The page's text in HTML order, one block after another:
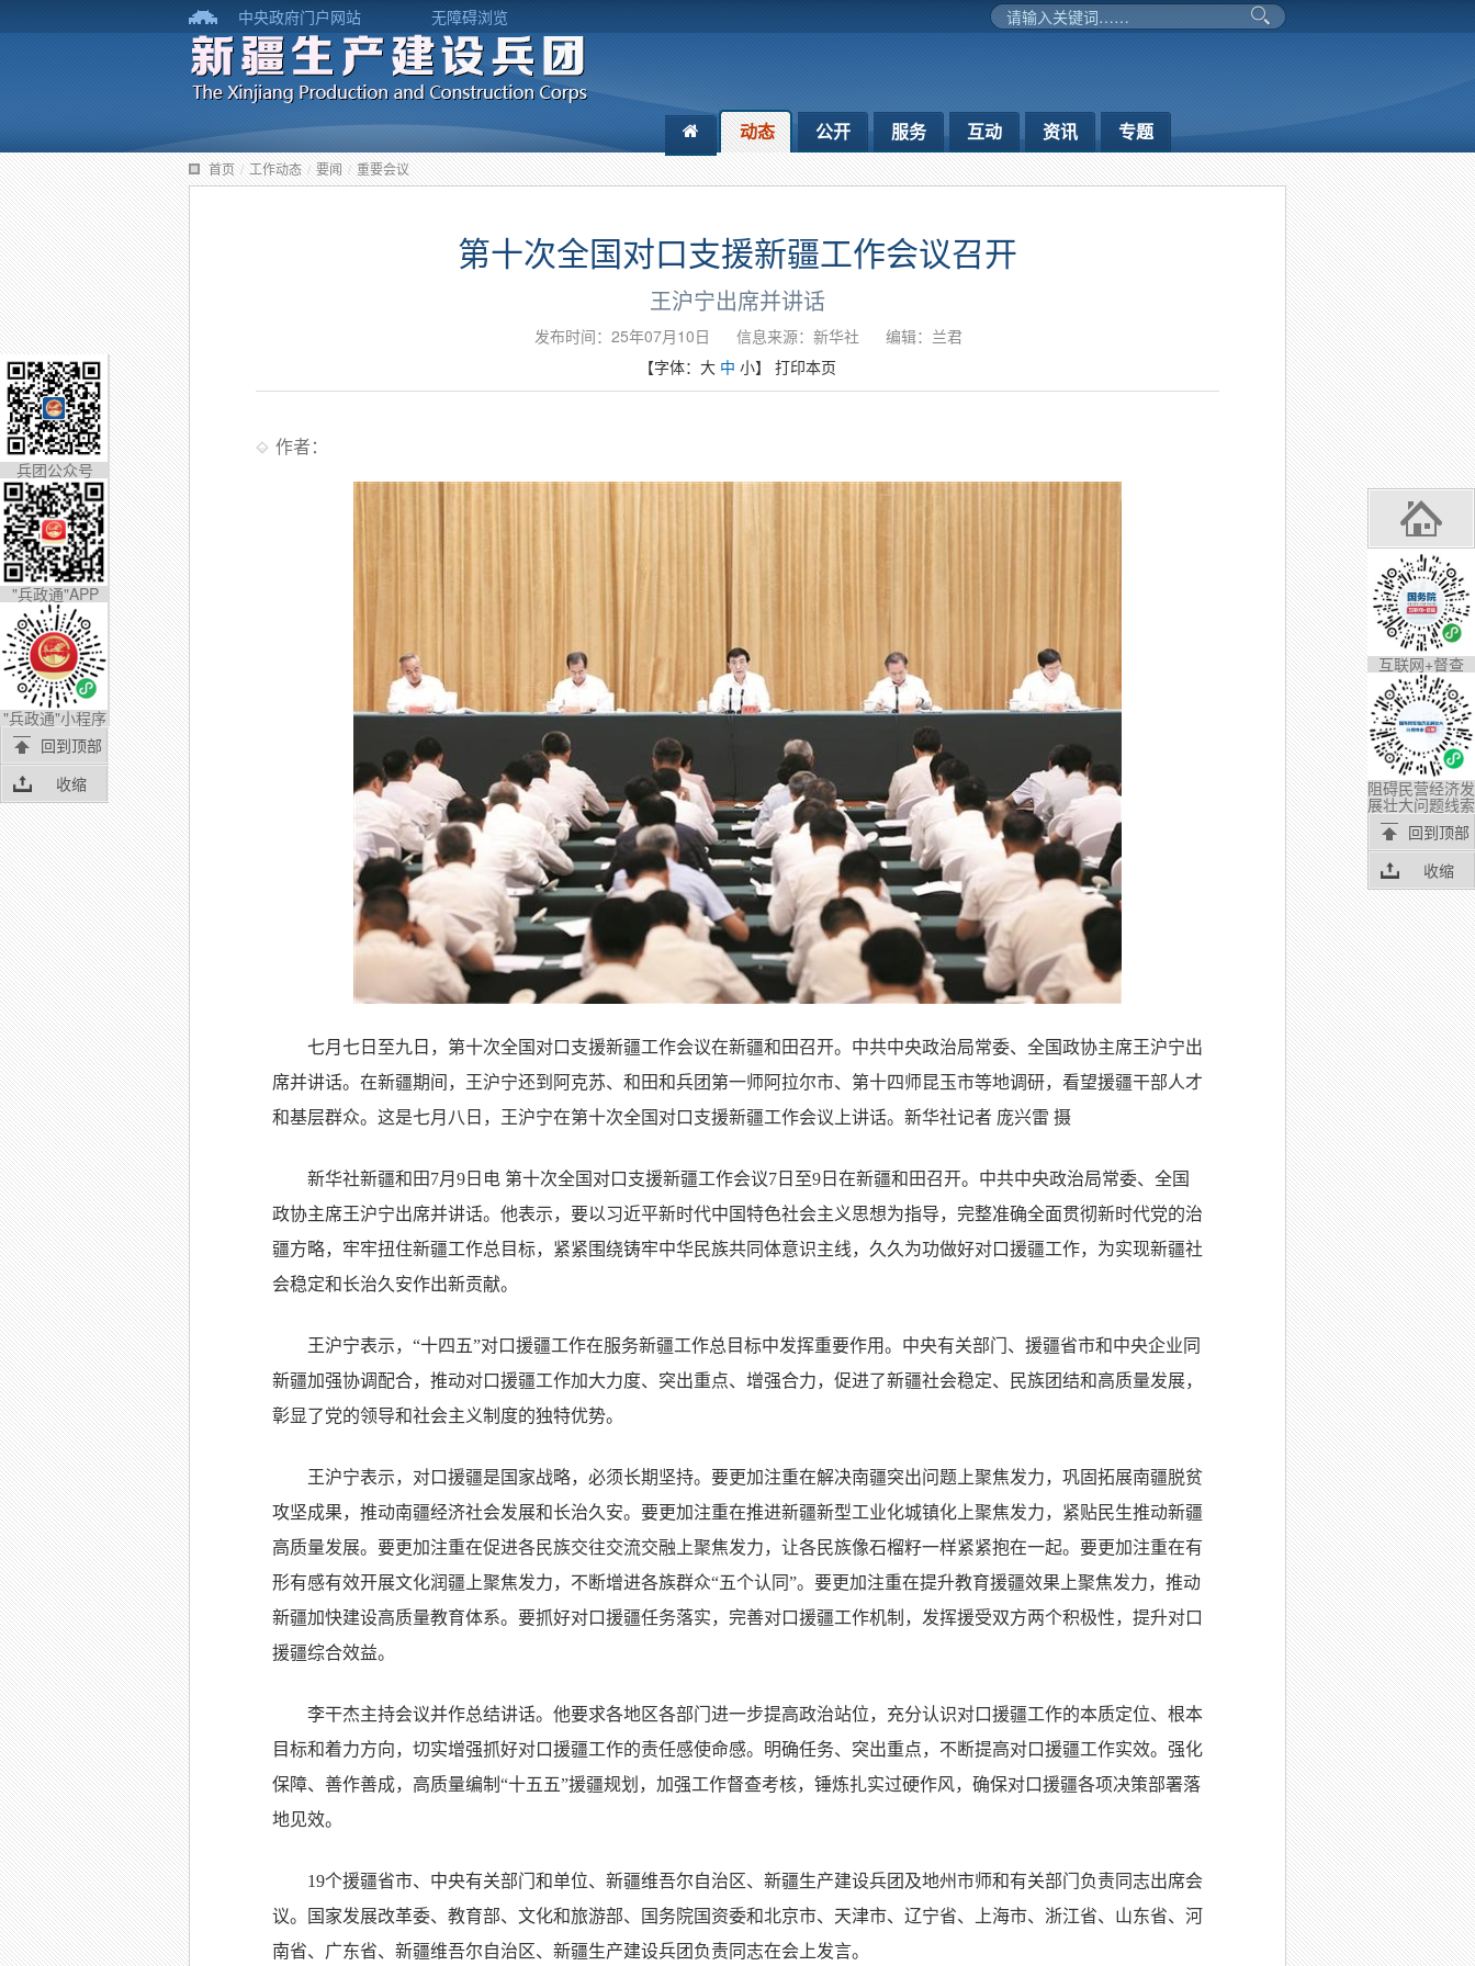
中央政府门户网站 无障碍浏览
动态 公开 服务 互动 资讯 专题
首页 / 工作动态 / 要闻 / 重要会议
第十次全国对口支援新疆工作会议召开
王沪宁出席并讲话
发布时间：25年07月10日 信息来源：新华社
编辑：兰君
【字体： 大 中 小】 打印本页
作者：
七月七日至九日，第十次全国对口支援新疆工作会议在新疆和田召开。中共中央政治局常委、全国政协主席王沪宁出
席并讲话。在新疆期间，王沪宁还到阿克苏、和田和兵团第一师阿拉尔市、第十四师昆玉市等地调研，看望援疆干部人才
和基层群众。这是七月八日，王沪宁在第十次全国对口支援新疆工作会议上讲话。新华社记者 庞兴雷 摄
新华社新疆和田7月9日电 第十次全国对口支援新疆工作会议7日至9日在新疆和田召开。中共中央政治局常委、全国
政协主席王沪宁出席并讲话。他表示，要以习近平新时代中国特色社会主义思想为指导，完整准确全面贯彻新时代党的治
疆方略，牢牢扭住新疆工作总目标，紧紧围绕铸牢中华民族共同体意识主线，久久为功做好对口援疆工作，为实现新疆社
会稳定和长治久安作出新贡献。
王沪宁表示，“十四五”对口援疆工作在服务新疆工作总目标中发挥重要作用。中央有关部门、援疆省市和中央企业同
新疆加强协调配合，推动对口援疆工作加大力度、突出重点、增强合力，促进了新疆社会稳定、民族团结和高质量发展，
彰显了党的领导和社会主义制度的独特优势。
王沪宁表示，对口援疆是国家战略，必须长期坚持。要更加注重在解决南疆突出问题上聚焦发力，巩固拓展南疆脱贫
攻坚成果，推动南疆经济社会发展和长治久安。要更加注重在推进新疆新型工业化城镇化上聚焦发力，紧贴民生推动新疆
高质量发展。要更加注重在促进各民族交往交流交融上聚焦发力，让各民族像石榴籽一样紧紧抱在一起。要更加注重在有
形有感有效开展文化润疆上聚焦发力，不断增进各族群众“五个认同”。要更加注重在提升教育援疆效果上聚焦发力，推动
新疆加快建设高质量教育体系。要抓好对口援疆任务落实，完善对口援疆工作机制，发挥援受双方两个积极性，提升对口
援疆综合效益。
李干杰主持会议并作总结讲话。他要求各地区各部门进一步提高政治站位，充分认识对口援疆工作的本质定位、根本
目标和着力方向，切实增强抓好对口援疆工作的责任感使命感。明确任务、突出重点，不断提高对口援疆工作实效。强化
保障、善作善成，高质量编制“十五五”援疆规划，加强工作督查考核，锤炼扎实过硬作风，确保对口援疆各项决策部署落
地见效。
19个援疆省市、中央有关部门和单位、新疆维吾尔自治区、新疆生产建设兵团及地州市师和有关部门负责同志出席会
议。国家发展改革委、教育部、文化和旅游部、国务院国资委和北京市、天津市、辽宁省、上海市、浙江省、山东省、河
南省、广东省、新疆维吾尔自治区、新疆生产建设兵团负责同志在会上发言。
互联网+督查
阻碍民营经济发
展壮大问题线索
回到顶部
收缩
兵团公众号
"兵政通"APP
"兵政通"小程序
回到顶部
收缩